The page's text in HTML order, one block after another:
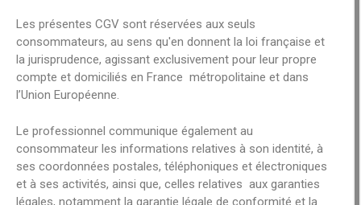
Les présentes CGV sont réservées aux seuls
consommateurs, au sens qu'en donnent la loi française et
la jurisprudence, agissant exclusivement pour leur propre
compte et domiciliés en France métropolitaine et dans
l’Union Européenne.
Le professionnel communique également au
consommateur les informations relatives à son identité, à
ses coordonnées postales, téléphoniques et électroniques
et à ses activités, ainsi que, celles relatives aux garanties
légales, notamment la garantie légale de conformité et la